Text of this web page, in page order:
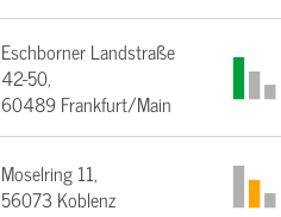
Eschborner Landstraße
42-50,
60489 Frankfurt/Main
Moselring 11,
56073 Koblenz